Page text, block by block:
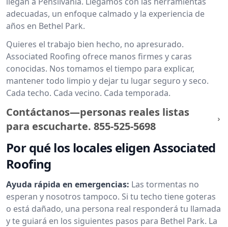
adecuadas, un enfoque calmado y la experiencia de
años en Bethel Park.
Quieres el trabajo bien hecho, no apresurado.
Associated Roofing ofrece manos firmes y caras
conocidas. Nos tomamos el tiempo para explicar,
mantener todo limpio y dejar tu lugar seguro y seco.
Cada techo. Cada vecino. Cada temporada.
Contáctanos—personas reales listas
para escucharte. 855-525-5698
Por qué los locales eligen Associated
Roofing
Ayuda rápida en emergencias: Las tormentas no
esperan y nosotros tampoco. Si tu techo tiene goteras
o está dañado, una persona real responderá tu llamada
y te guiará en los siguientes pasos para Bethel Park. La